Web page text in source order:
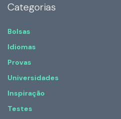
Categorias
Bolsas
Idiomas
Provas
Universidades
Inspiração
Testes